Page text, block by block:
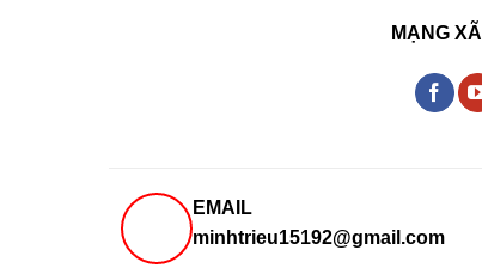
MẠNG
EMAIL
minhtrieu15192@gmail.com